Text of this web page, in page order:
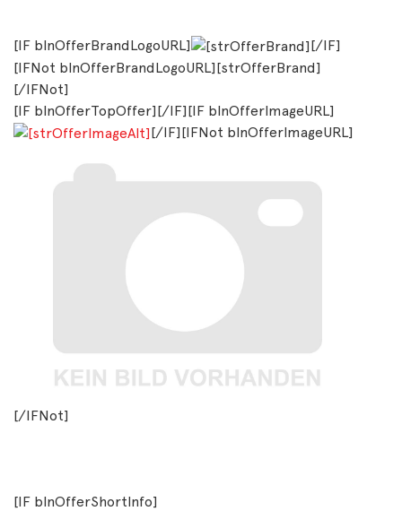
[IF blnOfferBrandLogoURL]
[/IF]
[IFNot blnOfferBrandLogoURL][strOfferBrand]
[/IFNot]
[IF blnOfferTopOffer][/IF][IF blnOfferImageURL]
[/IF][IFNot blnOfferImageURL]
[/IFNot]
[IF blnOfferShortInfo]